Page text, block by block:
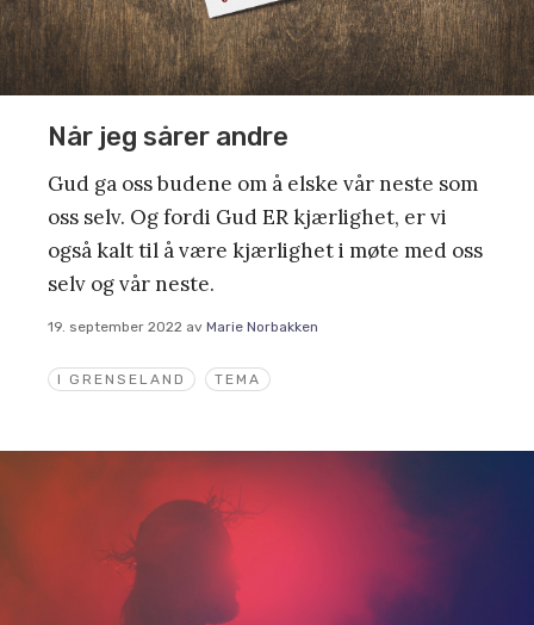
I GRENSELAND TEMA
Når jeg sårer andre
Gud ga oss budene om å elske vår neste som
oss selv. Og fordi Gud ER kjærlighet, er vi
også kalt til å være kjærlighet i møte med oss
selv og vår neste.
19. september 2022 av Marie Norbakken